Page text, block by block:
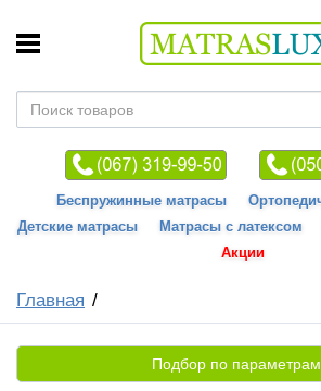
Беспружинные матрасы
Детские матрасы
Матрасы с латексом
Акции
Главная
Подбор по параметрам